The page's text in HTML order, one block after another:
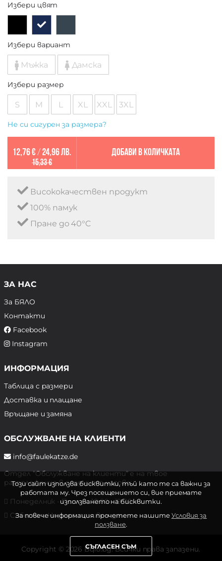
Избери цвят
Избери вариант
Мъжка Дамска
Избери размер
S M L XL XXL 3XL
Не си сигурен за размера?
12,76 €/ 24,96 лв.
15,33 €
Добави в количката
Висококачествен продукт
100% памук
Пране до 40°C
ЗА НАС
За БЯЛО
Контакти
Facebook
Instagram
ИНФОРМАЦИЯ
Таблица с размери
Доставка и плащане
Връщане и замяна
ОБСЛУЖВАНЕ НА КЛИЕНТИ
info@faulekatze.de
Отдел "Обслужване на клиенти" е на твое
разположение в следните часове:
Понеделник - Петък: 10:00 - 19:00 ч.
Събота и Неделя: почивен ден
Copyright © 2026 Bqlo.bg. Всички права запазени.
Този сайт използва бисквитки, тъй като те са важни за
работата му. Чрез посещението си, вие приемате
използването на бисквитки.
За повече информация прочетете нашитеУсловия за
ползване.
СЪГЛАСЕН СЪМ